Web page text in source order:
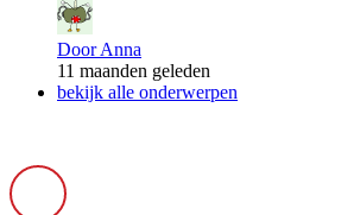
Door Anna
11 maanden geleden
bekijk alle onderwerpen